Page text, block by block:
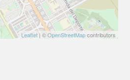
Leaflet | ©OpenStreetMapcontributors